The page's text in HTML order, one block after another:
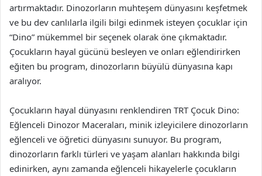
artırmaktadır. Dinozorların muhteşem dünyasını keşfetmek
ve bu dev canlılarla ilgili bilgi edinmek isteyen çocuklar için
“Dino” mükemmel bir seçenek olarak öne çıkmaktadır.
Çocukların hayal gücünü besleyen ve onları eğlendirirken
eğiten bu program, dinozorların büyülü dünyasına kapı
aralıyor.
Çocukların hayal dünyasını renklendiren TRT Çocuk Dino:
Eğlenceli Dinozor Maceraları, minik izleyicilere dinozorların
eğlenceli ve öğretici dünyasını sunuyor. Bu program,
dinozorların farklı türleri ve yaşam alanları hakkında bilgi
edinirken, aynı zamanda eğlenceli hikayelerle çocukların